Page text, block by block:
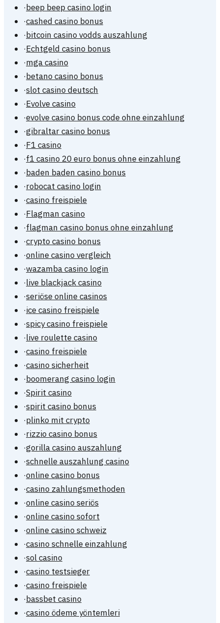
·beep beep casino login
·cashed casino bonus
·bitcoin casino vodds auszahlung
·Echtgeld casino bonus
·mga casino
·betano casino bonus
·slot casino deutsch
·Evolve casino
·evolve casino bonus code ohne einzahlung
·gibraltar casino bonus
·F1 casino
·f1 casino 20 euro bonus ohne einzahlung
·baden baden casino bonus
·robocat casino login
·casino freispiele
·Flagman casino
·flagman casino bonus ohne einzahlung
·crypto casino bonus
·online casino vergleich
·wazamba casino login
·live blackjack casino
·seriöse online casinos
·ice casino freispiele
·spicy casino freispiele
·live roulette casino
·casino freispiele
·casino sicherheit
·boomerang casino login
·Spirit casino
·spirit casino bonus
·plinko mit crypto
·rizzio casino bonus
·gorilla casino auszahlung
·schnelle auszahlung casino
·online casino bonus
·casino zahlungsmethoden
·online casino seriös
·online casino sofort
·online casino schweiz
·casino schnelle einzahlung
·sol casino
·casino testsieger
·casino freispiele
·bassbet casino
·casino ödeme yöntemleri